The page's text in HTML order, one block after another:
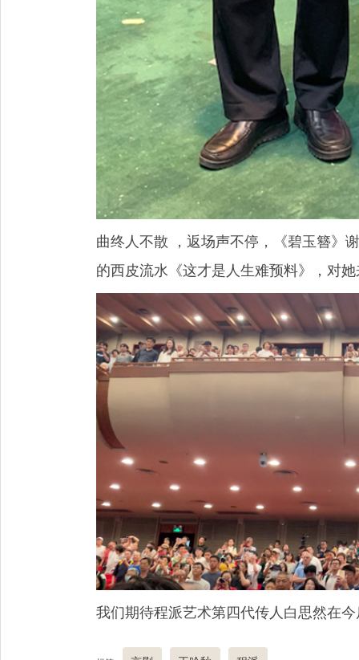
曲终人不散 ，返场声不停，《碧玉簪》
的西皮流水《这才是人生难预料》，对
我们期待程派艺术第四代传人白思然在